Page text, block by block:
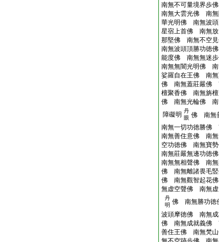
南無不可量境界歩
南無大雲光佛 南
華光明佛 南無波
星宿上首佛 南無
那堅佛 南無不空
南無波頭頂勝功徳
能度佛 南無無迷
南無無闇光明佛
娑羅自在王佛 南
佛 南無蓋莊嚴佛
檀聚香佛 南無旃
佛 南無光輪佛 南
障礙明 丹
眼 佛 南無
南無一切功徳勝佛
南無善住意佛 南
空功徳佛 南無寶
南無莊嚴無邊功徳
南無無相聲佛 南
佛 南無離諸畏毛
佛 南無觀智起花
無虚空聲佛 南無
丹
明 佛 南無勝功
波頭摩徳佛 南無
佛 南無成就義佛
善住王佛 南無梵